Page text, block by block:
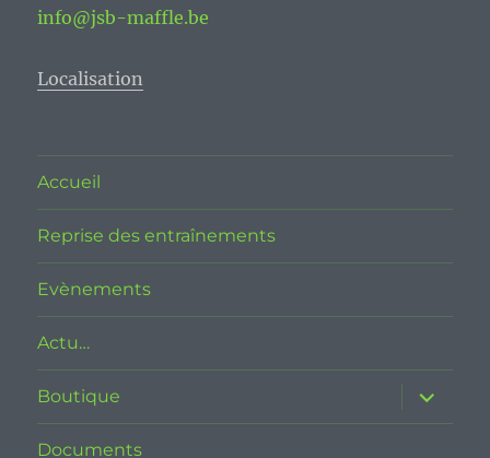
info@jsb-maffle.be
Localisation
Accueil
Reprise des entraînements
Evènements
Actu…
Boutique
ouvrir
le
sous-
Documents